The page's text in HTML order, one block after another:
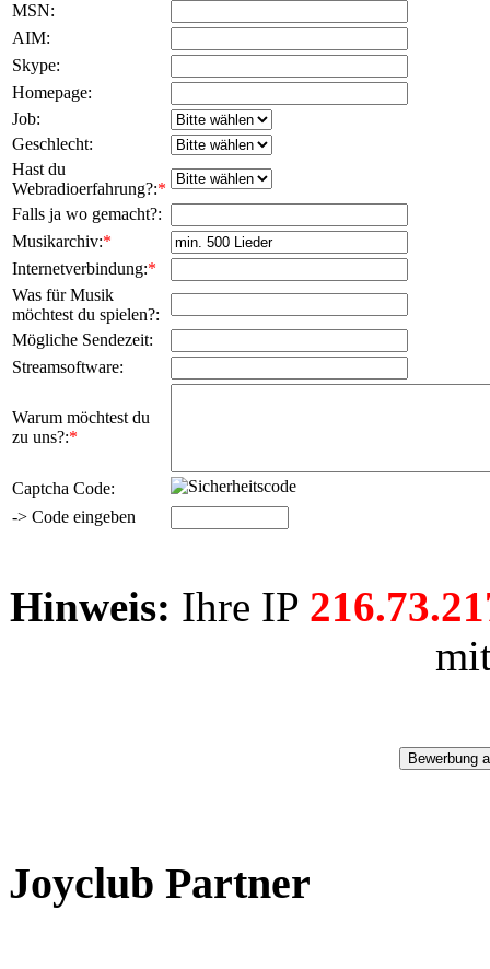
MSN:
AIM:
Skype:
Homepage:
Job:
Geschlecht:
Hast du
Webradioerfahrung?:*
Falls ja wo gemacht?:
Musikarchiv:*
Internetverbindung:*
Was für Musik
möchtest du spielen?:
Mögliche Sendezeit:
Streamsoftware:
Warum möchtest du
zu uns?:*
Captcha Code:
-> Code eingeben
Hinweis: Ihre IP
Joyclub Partner